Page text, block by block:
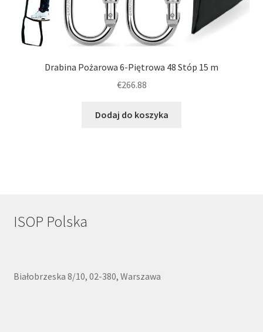
Drabina Pożarowa 6-Piętrowa 48 Stóp 15 m
€266.88
Dodaj do koszyka
ISOP Polska
Białobrzeska 8/10, 02-380, Warszawa